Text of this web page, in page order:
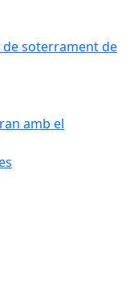
soterrament de
amb el